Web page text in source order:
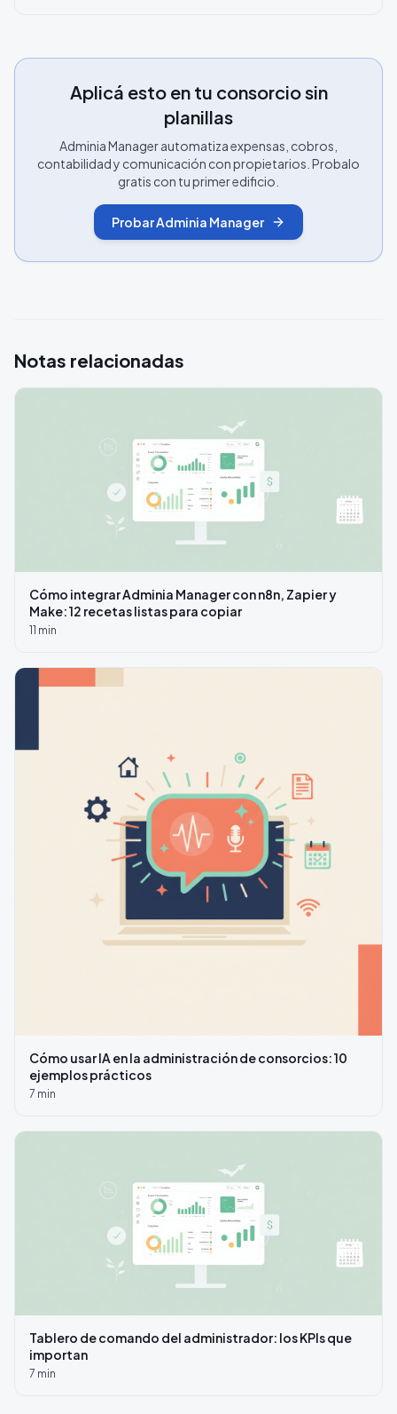
Aplicá esto en tu consorcio sin
planillas
Adminia Manager automatiza expensas, cobros,
contabilidad y comunicación con propietarios. Probalo
gratis con tu primer edificio.
Probar Adminia Manager
Notas relacionadas
Cómo integrar Adminia Manager con n8n, Zapier y
Make: 12 recetas listas para copiar
11 min
Cómo usar IA en la administración de consorcios: 10
ejemplos prácticos
7 min
Tablero de comando del administrador: los KPIs que
importan
7 min